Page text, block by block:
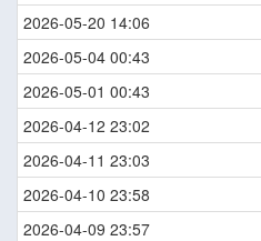
2026-05-20 14:06
2026-05-04 00:43
2026-05-01 00:43
2026-04-12 23:02
2026-04-11 23:03
2026-04-10 23:58
2026-04-09 23:57